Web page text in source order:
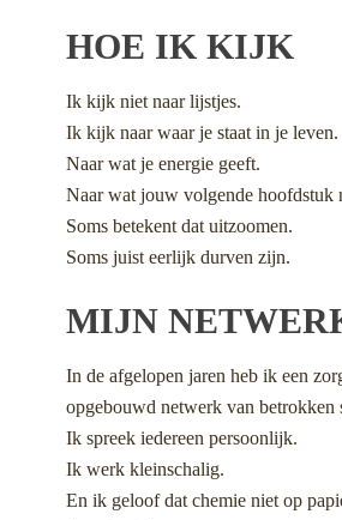
HOE IK KIJK
Ik kijk niet naar lijstjes.
Ik kijk naar waar je staat in je leven.
Naar wat je energie geeft.
Naar wat jouw volgende hoofdstuk
Soms betekent dat uitzoomen.
Soms juist eerlijk durven zijn.
MIJN
In de afgelopen jaren heb ik een
opgebouwd netwerk van betrokken
Ik spreek iedereen persoonlijk.
Ik werk kleinschalig.
En ik geloof dat chemie niet op